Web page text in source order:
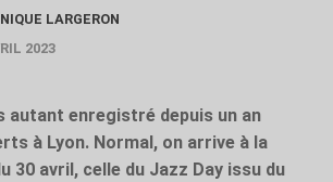
LARGERON
2023
autant enregistré depuis un an
à Lyon. Normal, on arrive à la
30 avril, celle du Jazz Day issu du